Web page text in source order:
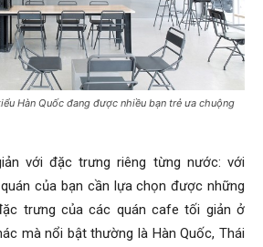
Hàn Quốc đang được nhiều bạn trẻ ưa chuộng
với đặc trưng riêng từng nước: với
của bạn cần lựa chọn được những
trưng của các quán cafe tối giản ở
mà nổi bật thường là Hàn Quốc, Thái